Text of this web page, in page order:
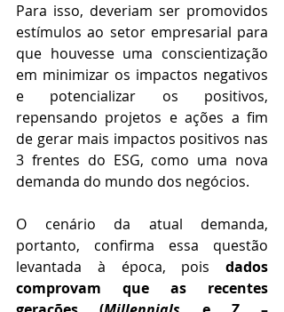
Para isso, deveriam ser promovidos
estímulos ao setor empresarial para
que houvesse uma conscientização
em minimizar os impactos negativos
e potencializar os positivos,
repensando projetos e ações a fim
de gerar mais impactos positivos nas
3 frentes do ESG, como uma nova
demanda do mundo dos negócios.
O cenário da atual demanda,
portanto, confirma essa questão
levantada à época, pois dados
comprovam que as recentes